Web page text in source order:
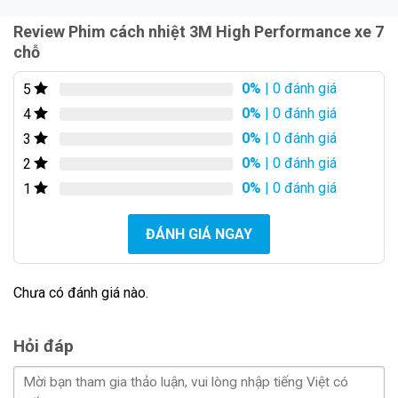
Bảng giá Phim cách nhiệt 3M High Performance xe 7
chỗ chính hãng cập nhật 2024
Một trong những lợi thế khi chủ xe sử dụng phim
Performance xe 7 chỗ, so với những sản phẩm
khác trên thị trường chính là mức giá bán được
Review Phim cách nhiệt 3M High Performance xe 7
chỗ
5 0% | 0 đánh giá
4
0% | 0 đánh giá
3
0% | 0 đánh giá
2
0% | 0 đánh giá
1
0% | 0 đánh giá
ĐÁNH GIÁ NGAY
Chưa có đánh giá nào.
Hỏi đáp